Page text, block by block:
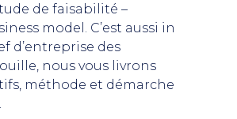
de faisabilité –
model. C’est aussi in
d’entreprise des
nous vous livrons
méthode et démarche